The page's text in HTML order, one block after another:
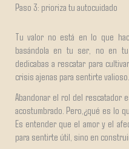
Paso 3: prioriza tu autocuidado
Tu valor no está en lo que
basándola en tu ser, no en
dedicabas a rescatar para
crisis ajenas para sentirte valioso.
Abandonar el rol del rescatador
acostumbrado. Pero,¿qué es lo
Es entender que el amor y el
para sentirte útil, sino en